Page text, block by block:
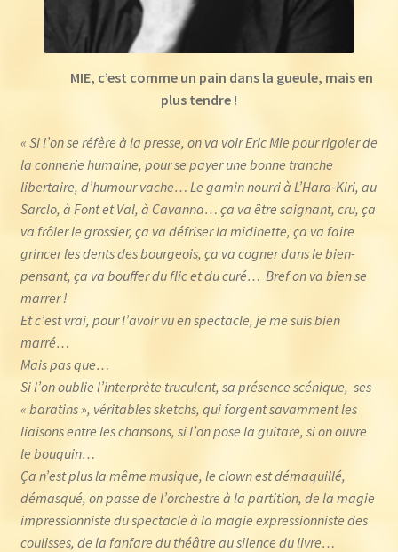
MIE, c’est comme un pain dans la gueule, mais en
plus tendre !
« Si l’on se réfère à la presse, on va voir Eric Mie pour rigoler de
la connerie humaine, pour se payer une bonne tranche
libertaire, d’humour vache… Le gamin nourri à L’Hara-Kiri, au
Sarclo, à Font et Val, à Cavanna… ça va être saignant, cru, ça
va frôler le grossier, ça va défriser la midinette, ça va faire
grincer les dents des bourgeois, ça va cogner dans le bien-
pensant, ça va bouffer du flic et du curé… Bref on va bien se
marrer !
Et c’est vrai, pour l’avoir vu en spectacle, je me suis bien
marré…
Mais pas que…
Si l’on oublie l’interprète truculent, sa présence scénique, ses
« baratins », véritables sketchs, qui forgent savamment les
liaisons entre les chansons, si l’on pose la guitare, si on ouvre
le bouquin…
Ça n’est plus la même musique, le clown est démaquillé,
démasqué, on passe de l’orchestre à la partition, de la magie
impressionniste du spectacle à la magie expressionniste des
coulisses, de la fanfare du théâtre au silence du livre…